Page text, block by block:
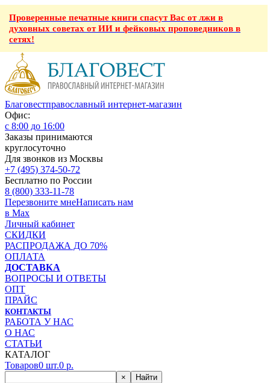
Проверенные печатные книги спасут Вас от лжи в
духовных советах от ИИ и фейковых проповедников в
сетях!
Благовестправославный интернет-магазин
Офис:
с 8:00 до 16:00
Заказы принимаются
круглосуточно
Для звонков из Москвы
+7 (495) 374-50-72
Бесплатно по России
8 (800) 333-11-78
Перезвоните мнеНаписать нам
в Max
Личный кабинет
СКИДКИ
РАСПРОДАЖА ДО 70%
ОПЛАТА
ДОСТАВКА
ВОПРОСЫ И ОТВЕТЫ
ОПТ
ПРАЙС
КОНТАКТЫ
РАБОТА У НАС
О НАС
СТАТЬИ
КАТАЛОГ
Товаров0 шт.0 р.
× Найти